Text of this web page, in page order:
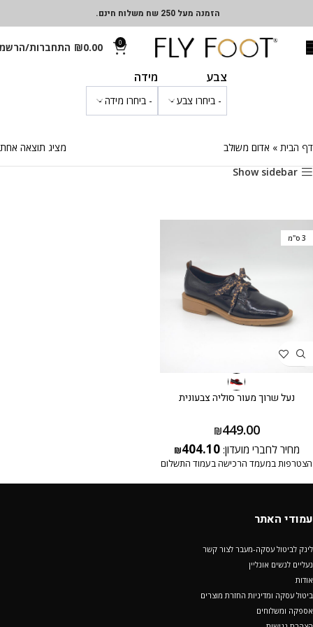
הזמנה מעל 250 שח משלוח חינם.
0
₪0.00 התחברות/
צבע מידה
דף הבית » אדום משולב
מציג תוצאה אחת
Show sidebar
3 ס"מ
נעל שרוך מעור סוליה צבעונית
₪449.00
מחיר לחברי מועדון: ₪404.10
הצטרפות במעמד הרכישה בעמוד התשלום
עמודי האתר
לינק לביטול עסקה-מעבר לצור קשר
נעליים לנשים אונליין
אודות
ביטול עסקה ומדיניות החזרת מוצרים
אספקה ומשלוחים